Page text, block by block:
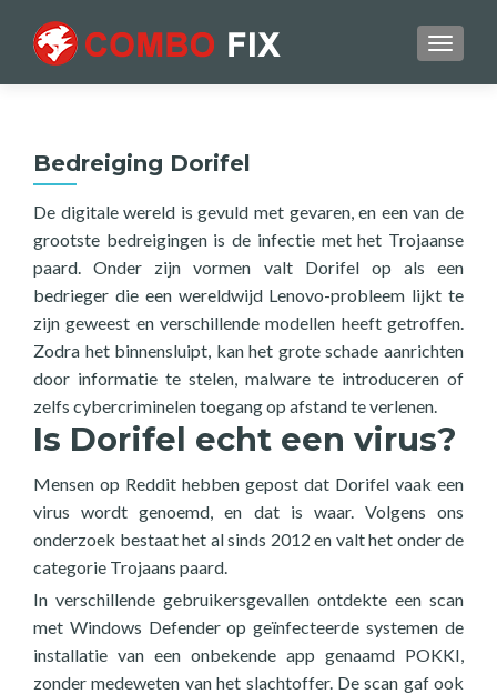
Bedreiging Dorifel
De digitale wereld is gevuld met gevaren, en een van de
grootste bedreigingen is de infectie met het Trojaanse
paard. Onder zijn vormen valt Dorifel op als een
bedrieger die een wereldwijd Lenovo-probleem lijkt te
zijn geweest en verschillende modellen heeft getroffen.
Zodra het binnensluipt, kan het grote schade aanrichten
door informatie te stelen, malware te introduceren of
zelfs cybercriminelen toegang op afstand te verlenen.
Is Dorifel echt een virus?
Mensen op Reddit hebben gepost dat Dorifel vaak een
virus wordt genoemd, en dat is waar. Volgens ons
onderzoek bestaat het al sinds 2012 en valt het onder de
categorie Trojaans paard.
In verschillende gebruikersgevallen ontdekte een scan
met Windows Defender op geïnfecteerde systemen de
installatie van een onbekende app genaamd POKKI,
zonder medeweten van het slachtoffer. De scan gaf ook